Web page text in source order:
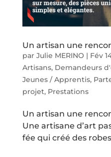
Un artisan une
par Julie MERINO | Fév
Artisans, Demandeurs
Jeunes / Apprentis,
projet, Prestations
Un artisan une
Une artisane d’art
fée qui créé des